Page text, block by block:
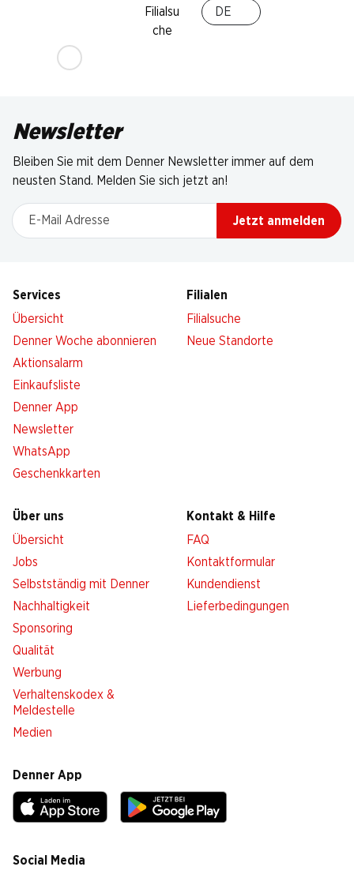
Filialsu
che
DE
Newsletter
Bleiben Sie mit dem Denner Newsletter immer auf dem
neusten Stand. Melden Sie sich jetzt an!
E-Mail Adresse
Jetzt anmelden
Services
Übersicht
Denner Woche abonnieren
Aktionsalarm
Einkaufsliste
Denner App
Newsletter
WhatsApp
Geschenkkarten
Filialen
Filialsuche
Neue Standorte
Über uns
Übersicht
Jobs
Selbstständig mit Denner
Nachhaltigkeit
Sponsoring
Qualität
Werbung
Verhaltenskodex &
Meldestelle
Medien
Kontakt & Hilfe
FAQ
Kontaktformular
Kundendienst
Lieferbedingungen
Denner App
Social Media